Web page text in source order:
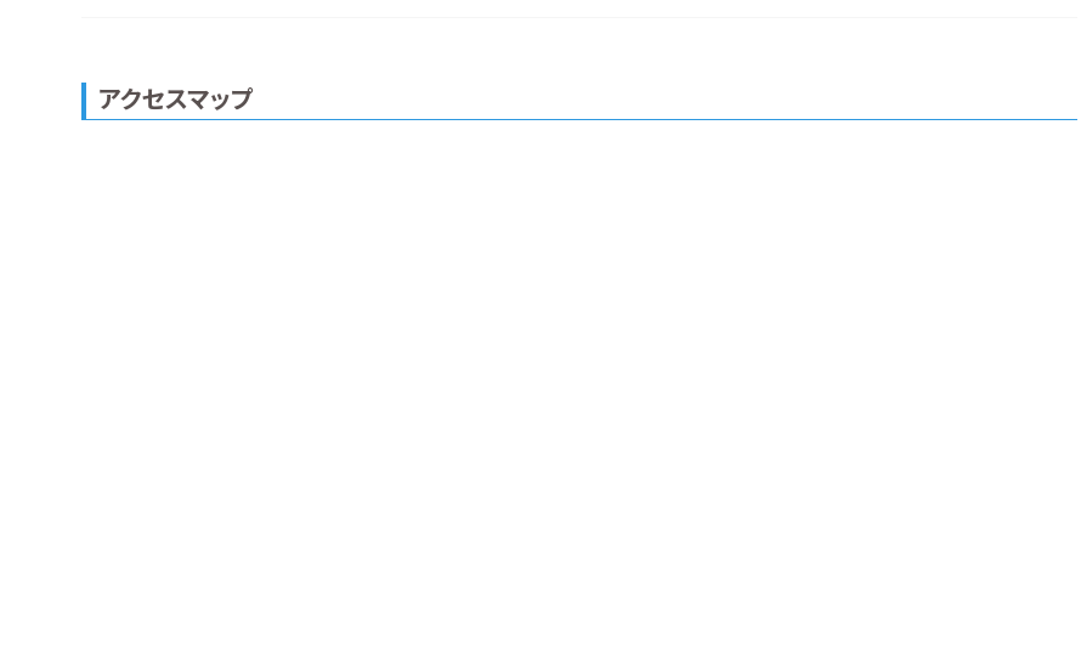
アクセスマップ